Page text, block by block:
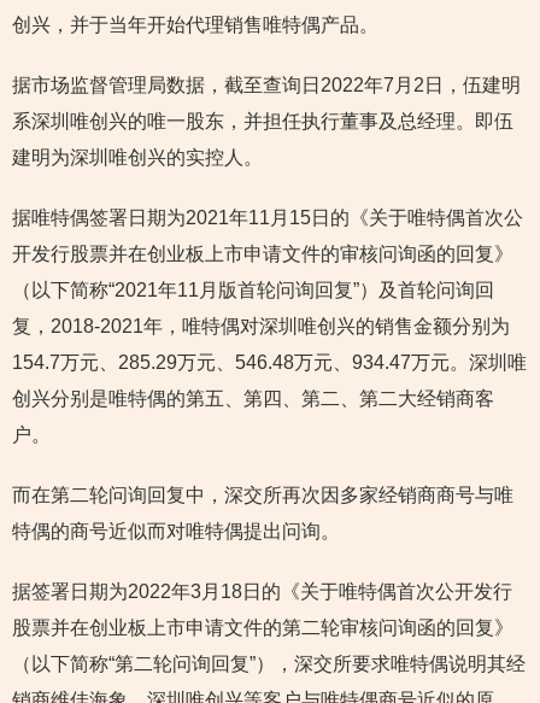
创兴，并于当年开始代理销售唯特偶产品。
据市场监督管理局数据，截至查询日2022年7月2日，伍建明
系深圳唯创兴的唯一股东，并担任执行董事及总经理。即伍
建明为深圳唯创兴的实控人。
据唯特偶签署日期为2021年11月15日的《关于唯特偶首次公
开发行股票并在创业板上市申请文件的审核问询函的回复》
（以下简称“2021年11月版首轮问询回复”）及首轮问询回
复，2018-2021年，唯特偶对深圳唯创兴的销售金额分别为
154.7万元、285.29万元、546.48万元、934.47万元。深圳唯
创兴分别是唯特偶的第五、第四、第二、第二大经销商客
户。
而在第二轮问询回复中，深交所再次因多家经销商商号与唯
特偶的商号近似而对唯特偶提出问询。
据签署日期为2022年3月18日的《关于唯特偶首次公开发行
股票并在创业板上市申请文件的第二轮审核问询函的回复》
（以下简称“第二轮问询回复”），深交所要求唯特偶说明其经